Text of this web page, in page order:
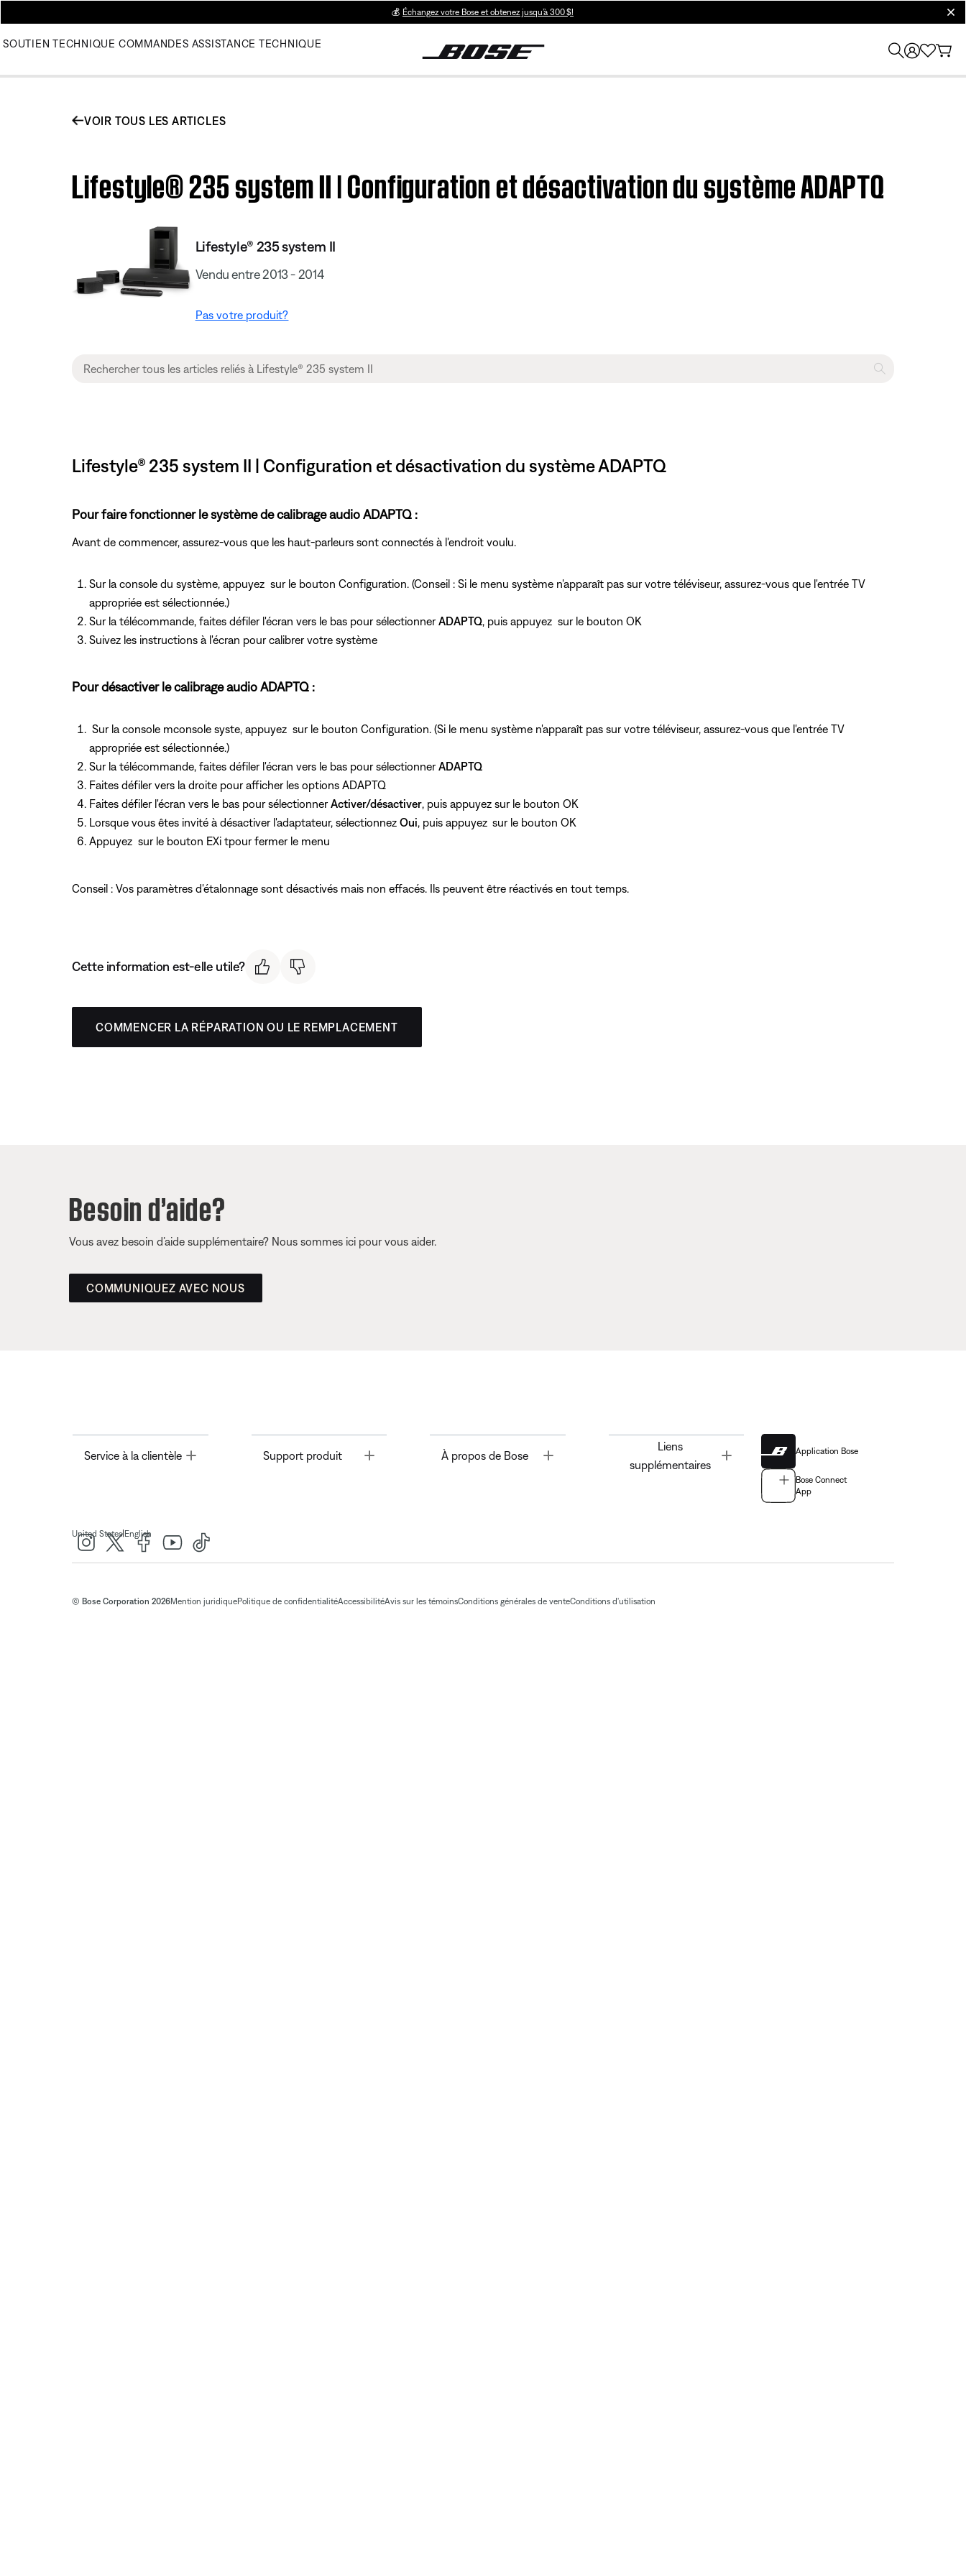
💰 Échangez votre Bose et obtenez jusqu’à 300 $!
SOUTIEN TECHNIQUE COMMANDES ASSISTANCE TECHNIQUE
VOIR TOUS LES ARTICLES
Lifestyle® 235 system II | Configuration et désactivation du système ADAPTQ
Lifestyle® 235 system II
Vendu entre 2013 - 2014
Pas votre produit?
Lifestyle® 235 system II | Configuration et désactivation du système ADAPTQ
Pour faire fonctionner le système de calibrage audio ADAPTQ :
Avant de commencer, assurez-vous que les haut-parleurs sont connectés à l'endroit voulu.
Sur la console du système, appuyez sur le bouton Configuration. (Conseil : Si le menu système n'apparaît pas sur votre téléviseur, assurez-vous que l'entrée TV
appropriée est sélectionnée.)
Sur la télécommande, faites défiler l'écran vers le bas pour sélectionner ADAPTQ , puis appuyez sur le bouton OK
Suivez les instructions à l'écran pour calibrer votre système
Pour désactiver le calibrage audio ADAPTQ :
Sur la console mconsole syste, appuyez sur le bouton Configuration. (Si le menu système n'apparaît pas sur votre téléviseur, assurez-vous que l'entrée TV
appropriée est sélectionnée.)
Sur la télécommande, faites défiler l'écran vers le bas pour sélectionner ADAPTQ
Faites défiler vers la droite pour afficher les options ADAPTQ
Faites défiler l'écran vers le bas pour sélectionner Activer/désactiver , puis appuyez sur le bouton OK
Lorsque vous êtes invité à désactiver l'adaptateur, sélectionnez Oui , puis appuyez sur le bouton OK
Appuyez sur le bouton EXi tpour fermer le menu
Conseil : Vos paramètres d'étalonnage sont désactivés mais non effacés. Ils peuvent être réactivés en tout temps.
Cette information est-elle utile?
COMMENCER LA RÉPARATION OU LE REMPLACEMENT
Besoin d’aide?
Vous avez besoin d’aide supplémentaire? Nous sommes ici pour vous aider.
COMMUNIQUEZ AVEC NOUS
Service à la clientèle Toggle Support produit À propos de Bose Toggle
Liens
supplémentaires
Application Bose
Bose Connect
App
United States| English
© Bose Corporation 2026Mention juridiquePolitique de confidentialitéAccessibilitéAvis sur les témoinsConditions générales de venteConditions d'utilisation